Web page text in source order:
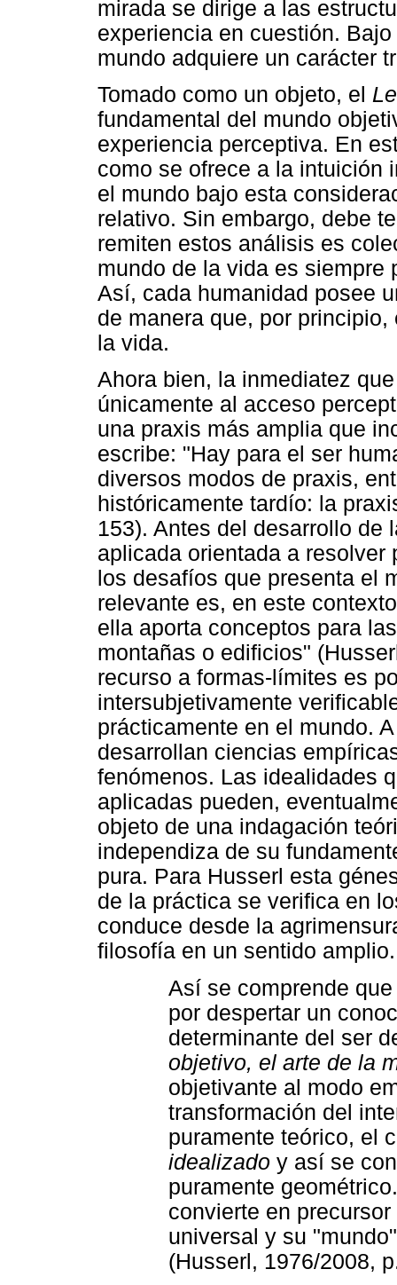
mirada se dirige a las
experiencia en cuestión.
mundo adquiere un carácter
Tomado como un objeto, el
fundamental del mundo
experiencia perceptiva. En
como se ofrece a la intuición
el mundo bajo esta
relativo. Sin embargo, debe
remiten estos análisis es
mundo de la vida es siempre
Así, cada humanidad posee
de manera que, por
la vida.
Ahora bien, la inmediatez
únicamente al acceso
una praxis más amplia que
escribe: "Hay para el ser
diversos modos de praxis,
históricamente tardío: la
153). Antes del desarrollo de
aplicada orientada a
los desafíos que presenta el
relevante es, en este
ella aporta conceptos para
montañas o edificios"
recurso a formas-límites es
intersubjetivamente
prácticamente en el mundo.
desarrollan ciencias
fenómenos. Las idealidades
aplicadas pueden,
objeto de una indagación
independiza de su
pura. Para Husserl esta
de la práctica se verifica en
conduce desde la
filosofía en un sentido
Así se comprende
por despertar un
determinante del ser
objetivo, el arte de la
objetivante al modo
transformación del
puramente teórico, el
idealizado y así se
puramente
convierte en
universal y su
(Husserl, 1976/2008,